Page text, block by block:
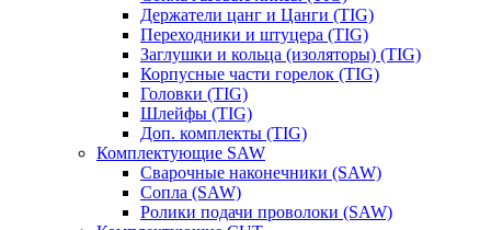
Держатели цанг и Цанги (TIG)
Переходники и штуцера (TIG)
Заглушки и кольца (изоляторы) (TIG)
Корпусные части горелок (TIG)
Головки (TIG)
Шлейфы (TIG)
Доп. комплекты (TIG)
Комплектующие SAW
Сварочные наконечники (SAW)
Сопла (SAW)
Ролики подачи проволоки (SAW)